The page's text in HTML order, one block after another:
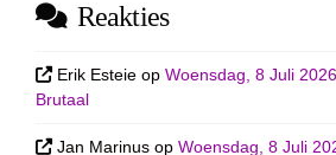
Reakties
Erik Esteie opWoensdag, 8 Juli
Brutaal
Jan Marinus opWoensdag, 8 Juli